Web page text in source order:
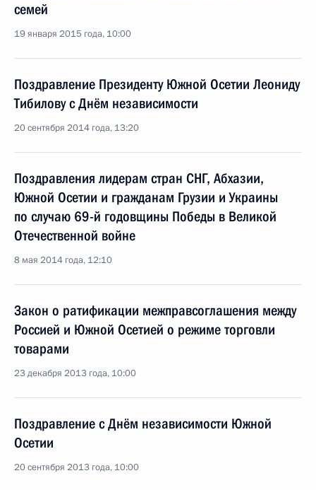
семей
19 января 2015 года, 10:00
Поздравление Президенту Южной Осетии Леониду
Тибилову с Днём независимости
20 сентября 2014 года, 13:20
Поздравления лидерам стран СНГ, Абхазии,
Южной Осетии и гражданам Грузии и Украины
по случаю 69-й годовщины Победы в Великой
Отечественной войне
8 мая 2014 года, 12:10
Закон о ратификации межправсоглашения между
Россией и Южной Осетией о режиме торговли
товарами
23 декабря 2013 года, 10:00
Поздравление с Днём независимости Южной
Осетии
20 сентября 2013 года, 10:00